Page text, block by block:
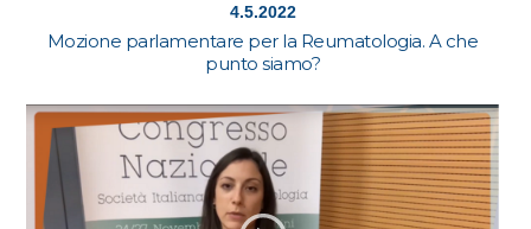
4.5.2022
Mozione parlamentare per la Reumatologia. A che
punto siamo?